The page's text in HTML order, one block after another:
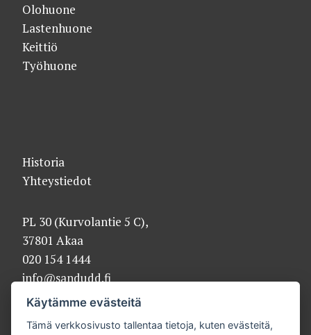
Olohuone
Lastenhuone
Keittiö
Työhuone
Historia
Yhteystiedot
PL 30 (Kurvolantie 5 C),
37801 Akaa
020 154 1444
info@sandudd.fi
Käytämme evästeitä
Tämä verkkosivusto tallentaa tietoja, kuten evästeitä,